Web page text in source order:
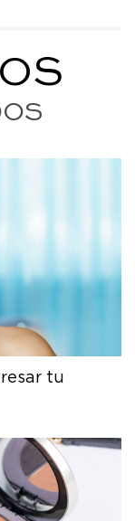
tu